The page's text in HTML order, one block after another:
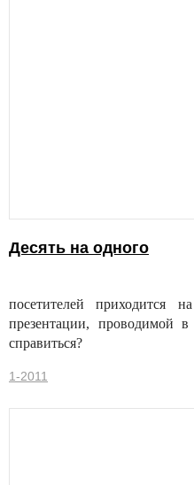
Десять на одного
посетителей приходится
презентации, проводимой
справиться?
1-2011